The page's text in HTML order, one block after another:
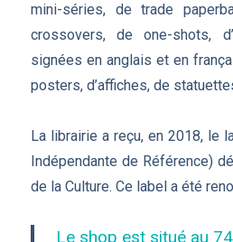
mini-séries, de trade
crossovers, de one-shots,
signées en anglais et en
posters, d’affiches, de
La librairie a reçu, en 2018, le
Indépendante de Référence)
de la Culture. Ce label a été
Le shop est situé au